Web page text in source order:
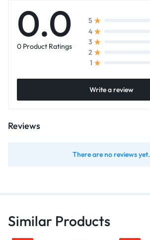
0.0
0 Product Ratings
5
4
3
2
1
Write a review
Reviews
There are no reviews yet.
Similar Products